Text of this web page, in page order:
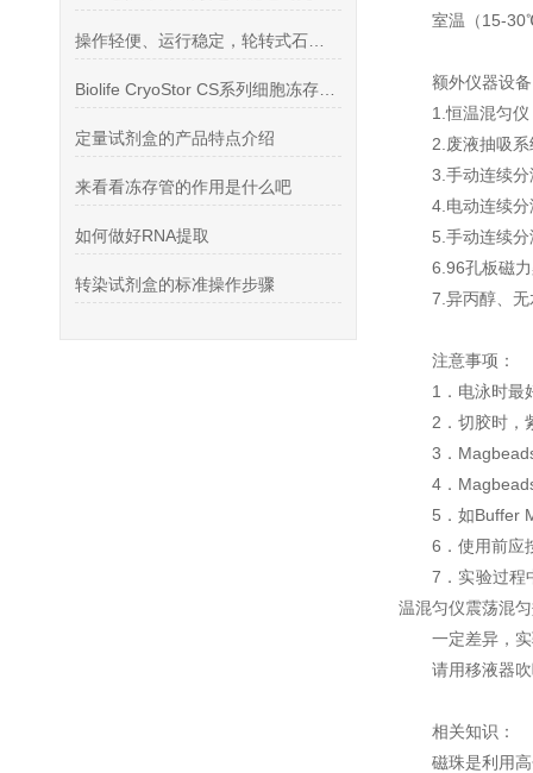
定量试剂盒的产品特点介绍
来看看冻存管的作用是什么吧
如何做好RNA提取
转染试剂盒的标准操作步骤
室温（15-
额外仪器设
1.恒温混匀仪
2.废液抽吸系
3.手动连续分
4.电动连续分
5.手动连续
6.96孔板磁
7.异丙醇、
注意事项：
1．电泳时最
2．切胶时，
3．
4．
5．如Buffer
6．使用前应
7．实验过程
温混匀仪震荡混
一定差异，
请用移液器
相关知识：
磁珠是利用